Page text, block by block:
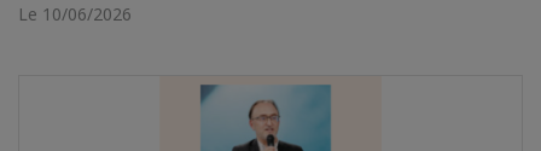
Le 10/06/2026